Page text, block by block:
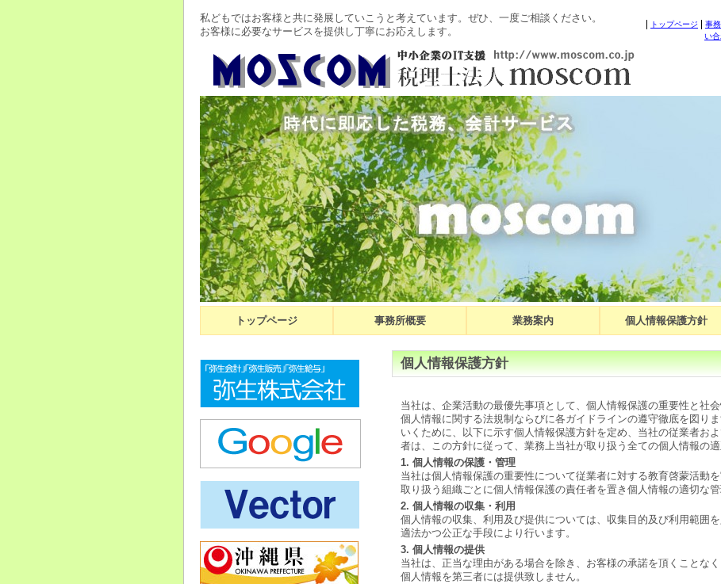
私どもではお客様と共に発展していこうと考えています。ぜひ、一度ご相談ください。
お客様に必要なサービスを提供し丁寧にお応えします。
トップページ 事
い
トップページ 事務所概要 業務案内 個人情報保護方針
個人情報保護方針
当社は、企業活動の最優先事項として、個人情報保護の重要性と社
個人情報に関する法規制ならびに各ガイドラインの遵守徹底を図り
いくために、以下に示す個人情報保護方針を定め、当社の従業者お
者は、この方針に従って、業務上当社が取り扱う全ての個人情報の適
1. 個人情報の保護・管理
当社は個人情報保護の重要性について従業者に対する教育啓蒙活動
取り扱う組織ごとに個人情報保護の責任者を置き個人情報の適切な管
2. 個人情報の収集・利用
個人情報の収集、利用及び提供については、収集目的及び利用範囲を
適法かつ公正な手段により行います。
3. 個人情報の提供
当社は、正当な理由がある場合を除き、お客様の承諾を頂くことな
個人情報を第三者には提供致しません。